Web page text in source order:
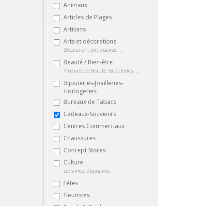
Animaux
Articles de Plages
Artisans
Arts et décorations
Décoration, antiquaires, ...
Beauté / Bien-être
Produits de beauté, bijouteries, ...
Bijouteries-Joailleries-
Horlogeries
Bureaux de Tabacs
Cadeaux-Souvenirs
Centres Commerciaux
Chaussures
Concept Stores
Culture
Librairies, disquaires, ...
Fêtes
Fleuristes